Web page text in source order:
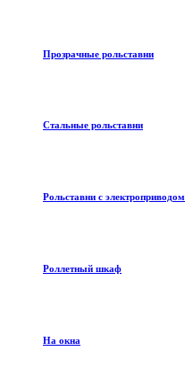
Прозрачные рольставни
Стальные рольставни
Рольставни с электроприводом
Роллетный шкаф
На окна